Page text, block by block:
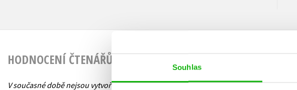
Souhlas
HODNOCENÍ ČTENÁŘŮ
V současné době nejsou vytvořena žádná
Vaše hodnocení